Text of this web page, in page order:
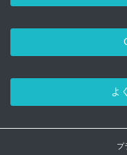
よ
プ